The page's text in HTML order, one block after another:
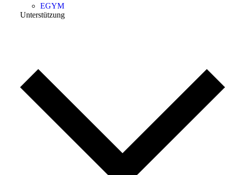
EGYM
Unterstützung